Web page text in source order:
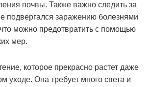
почвы. Также важно следить за
подвергался заражению болезнями
можно предотвратить с помощью
мер.
которое прекрасно растет даже
уходе. Она требует много света и